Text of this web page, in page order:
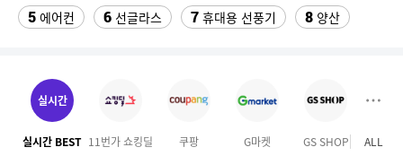
5 에어컨 6 선글라스 7 휴대용 선풍기 8 양산
12 성인용세발자전거중고
14 프라스틱서랍장
16 부산엘시티 17 메가커피 18 라이트라이드 360 ALL
실시간
실시간 BEST 11번가 쇼킹딜 쿠팡 G마켓 GS SHOP 오늘